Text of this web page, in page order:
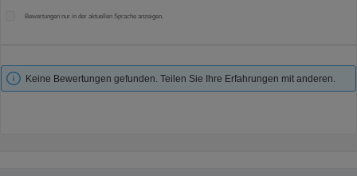
Bewertungen nur in der aktuellen Sprache anzeigen.
Keine Bewertungen gefunden. Teilen Sie Ihre Erfahrungen mit anderen.